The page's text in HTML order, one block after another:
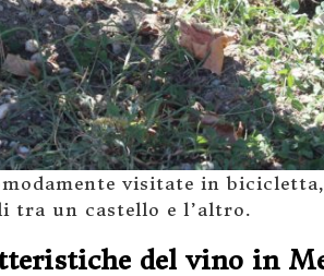
visitate in
tra un castello e l’altro.
del vino in